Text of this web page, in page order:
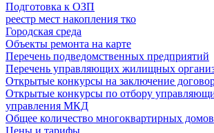
Подготовка к ОЗП
реестр мест накопления тко
Городская среда
Объекты ремонта на карте
Перечень подведомственных предприятий
Перечень управляющих жилищных
Открытые конкурсы на заключение
Открытые конкурсы по отбору
управления МКД
Общее количество многоквартирных домов
Цены и тарифы